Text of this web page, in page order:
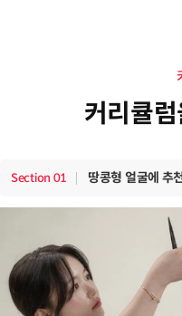
커리큘
Section 01 땅콩형 얼굴에 추